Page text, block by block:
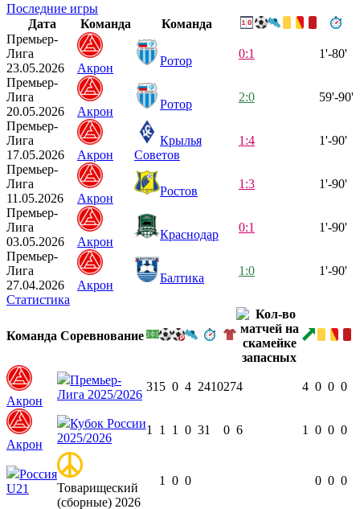
Последние игры
Дата
Команда
Команда
Премьер-
Лига
23.05.2026
Акрон
Ротор
0:1 1'-80'
Премьер-
Лига
20.05.2026
Акрон
Ротор
2:0 59'-90'
Премьер-
Лига
17.05.2026
Акрон
Крылья
Советов
1:4 1'-90'
Премьер-
Лига
11.05.2026
Акрон
Ростов
1:3 1'-90'
Премьер-
Лига
03.05.2026
Акрон
Краснодар
0:1 1'-90'
Премьер-
Лига
27.04.2026
Акрон
Балтика
1:0 1'-90'
Статистика
Команда Соревнование
Акрон
Премьер-
Лига 2025/2026
31 5 0 4 2410274 4 0 0 0
Акрон
Кубок России
2025/2026
1 1 1 0 31 0 6 1 0 0 0
Россия
U21
Товарищеский
(сборные) 2026
1 0 0 0 0 0